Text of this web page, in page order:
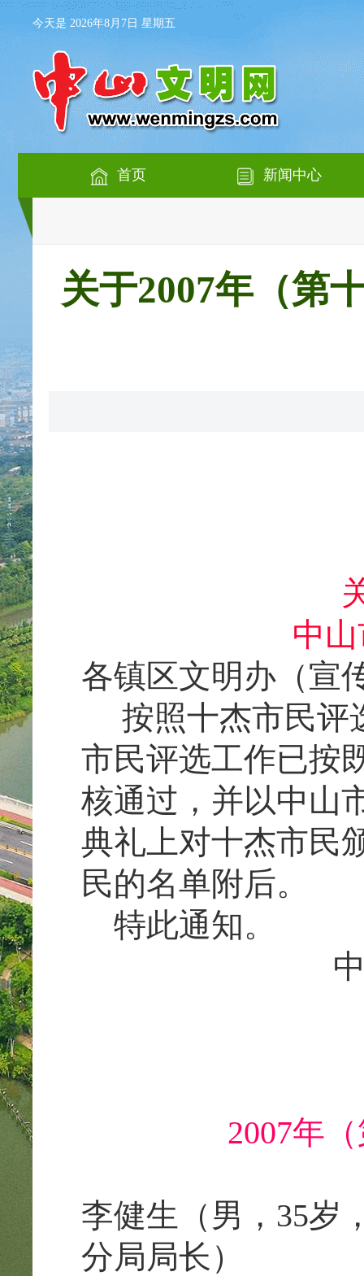
今天是 2026年8月7日 星期五
首页 新闻中心
关于2007年（第
中
各镇区文明办（宣
按照十杰市民评
市民评选工作已按
核通过，并以中山
典礼上对十杰市民
民的名单附后。
特此通知。
中山市精神
2007年
李健生 （男，35
分局局长）